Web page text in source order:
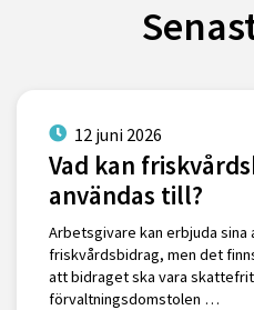
12 juni 2026
Vad kan
användas till?
Arbetsgivare kan erbjuda sina
friskvårdsbidrag, men det
att bidraget ska vara
förvaltningsdomstolen …